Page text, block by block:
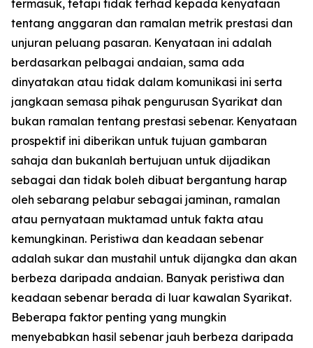
termasuk, tetapi tidak terhad kepada kenyataan
tentang anggaran dan ramalan metrik prestasi dan
unjuran peluang pasaran. Kenyataan ini adalah
berdasarkan pelbagai andaian, sama ada
dinyatakan atau tidak dalam komunikasi ini serta
jangkaan semasa pihak pengurusan Syarikat dan
bukan ramalan tentang prestasi sebenar. Kenyataan
prospektif ini diberikan untuk tujuan gambaran
sahaja dan bukanlah bertujuan untuk dijadikan
sebagai dan tidak boleh dibuat bergantung harap
oleh sebarang pelabur sebagai jaminan, ramalan
atau pernyataan muktamad untuk fakta atau
kemungkinan. Peristiwa dan keadaan sebenar
adalah sukar dan mustahil untuk dijangka dan akan
berbeza daripada andaian. Banyak peristiwa dan
keadaan sebenar berada di luar kawalan Syarikat.
Beberapa faktor penting yang mungkin
menyebabkan hasil sebenar jauh berbeza daripada